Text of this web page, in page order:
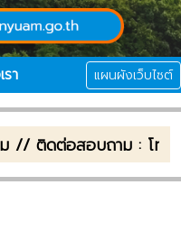
า แผนผังเว็บไซต์
าม : โทรศัพท์ : 0-